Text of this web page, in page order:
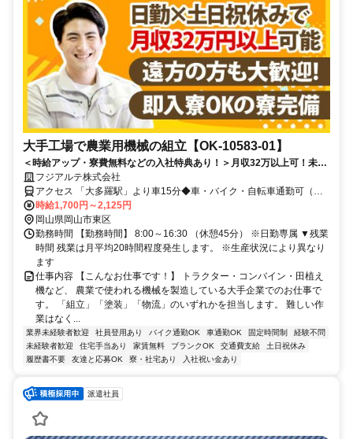
大手工場で農業用機械の組立【OK-10583-01】
＜時給アップ・寮費無料などの入社特典あり！＞月収32万以上可！未経
験OK◎大手メーカー勤務！寮完備で遠方の方も歓迎！即入寮OK♪
フジアルテ株式会社
アクセス 「大多羅駅」より車15分◆車・バイク・自転車通勤可（工
場駐車場は無料）
時給1,700円～2,125円
岡山県岡山市東区
勤務時間 【勤務時間】 8:00～16:30 （休憩45分） ※日勤専属 ▼残業
時間 残業は月平均20時間程度発生します。 ※生産状況により異なり
ます
仕事内容 【こんなお仕事です！】 トラクター・コンバイン・田植え
機など、 農業で使われる機械を製造している大手企業でのお仕事で
す。 「組立」「塗装」「物流」のいずれかを担当します。 難しい作
業はなく...
業界未経験者歓迎 社員登用あり バイク通勤OK 車通勤OK 固定時間制
経験不問
未経験者歓迎
住宅手当あり 家賃無料 ブランクOK 交通費支給
土日祝休み
履歴書不要
友達と応募OK 寮・社宅あり 入社祝い金あり
派遣社員